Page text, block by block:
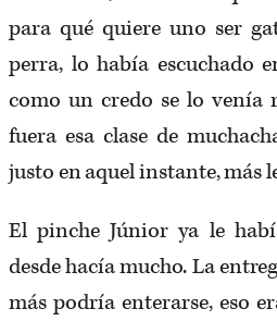
para qué quiere uno ser
perra, lo había escuchado
como un credo se lo venía
fuera esa clase de
justo en aquel instante, más
El pinche Júnior ya le
desde hacía mucho. La
más podría enterarse, eso